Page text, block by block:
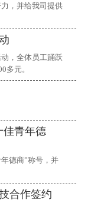
，并给我司提供
，全体员工踊跃
多元。
佳青年德
德商”称号，并
合作签约